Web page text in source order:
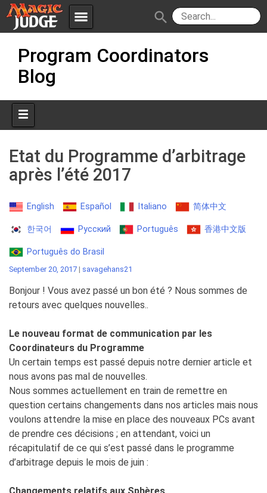
menu
JudgeApps
Policies
search
content
Program Coordinators
Blog
Etat du Programme d’arbitrage
après l’été 2017
English Español Italiano 简体中文
한국어 Русский Português 香港中文版
Português do Brasil
September 20, 2017 | savagehans21
Bonjour ! Vous avez passé un bon été ? Nous sommes de
retours avec quelques nouvelles..
Le nouveau format de communication par les
Coordinateurs du Programme
Un certain temps est passé depuis notre dernier article et
nous avons pas mal de nouvelles.
Nous sommes actuellement en train de remettre en
question certains changements dans nos articles mais nous
voulons attendre la mise en place des nouveaux PCs avant
de prendre ces décisions ; en attendant, voici un
récapitulatif de ce qui s’est passé dans le programme
d’arbitrage depuis le mois de juin :